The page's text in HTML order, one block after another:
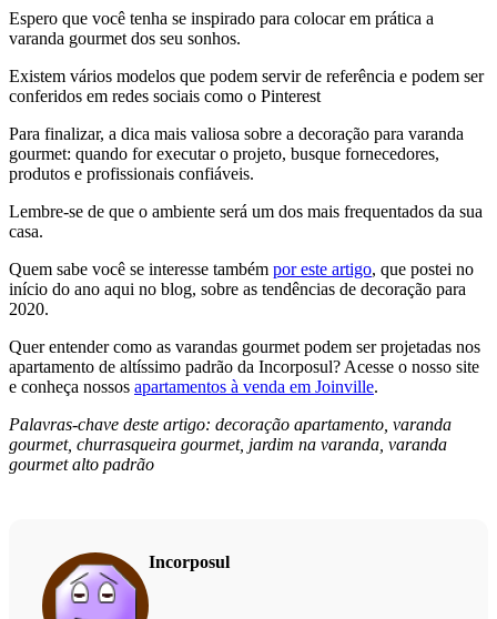
Espero que você tenha se inspirado para colocar em prática a
varanda gourmet dos seu sonhos.
Existem vários modelos que podem servir de referência e podem ser
conferidos em redes sociais como o Pinterest
Para finalizar, a dica mais valiosa sobre a decoração para varanda
gourmet: quando for executar o projeto, busque fornecedores,
produtos e profissionais confiáveis.
Lembre-se de que o ambiente será um dos mais frequentados da sua
casa.
Quem sabe você se interesse também por este artigo, que postei no
início do ano aqui no blog, sobre as tendências de decoração para
2020.
Quer entender como as varandas gourmet podem ser projetadas nos
apartamento de altíssimo padrão da Incorposul? Acesse o nosso site
e conheça nossos apartamentos à venda em Joinville.
Palavras-chave deste artigo: decoração apartamento, varanda
gourmet, churrasqueira gourmet, jardim na varanda, varanda
gourmet alto padrão
Incorposul